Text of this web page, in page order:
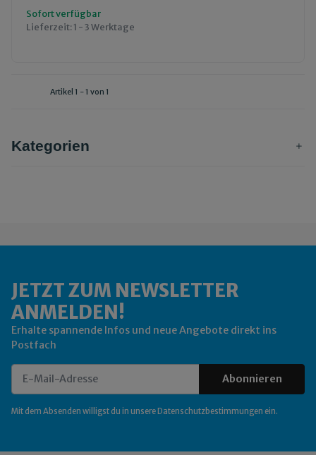
Sofort verfügbar
Lieferzeit:1 - 3 Werktage
Artikel 1 - 1 von 1
Kategorien
JETZT ZUM NEWSLETTER
ANMELDEN!
Erhalte spannende Infos und neue Angebote direkt ins
Postfach
Abonnieren
Mit dem Absenden willigst du in unsere Datenschutzbestimmungen ein.